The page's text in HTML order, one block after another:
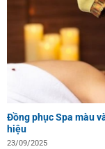
Đồng phục Spa màu
hiệu
23/09/2025